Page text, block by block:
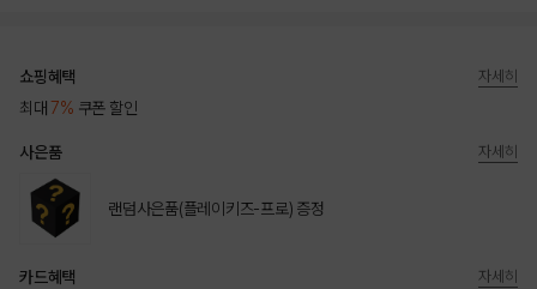
쇼핑혜택
최대 7% 쿠폰 할인
자세히
사은품
랜덤사은품(플레이키즈-프로) 증정
자세히
카드혜택
자세히